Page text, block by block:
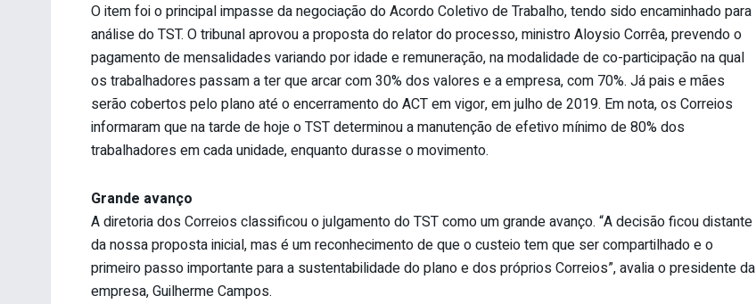
O item foi o principal impasse da negociação do Acordo Coletivo de Trabalho, tendo sido encaminhado para
análise do TST. O tribunal aprovou a proposta do relator do processo, ministro Aloysio Corrêa, prevendo o
pagamento de mensalidades variando por idade e remuneração, na modalidade de co-participação na qual
os trabalhadores passam a ter que arcar com 30% dos valores e a empresa, com 70%. Já pais e mães
serão cobertos pelo plano até o encerramento do ACT em vigor, em julho de 2019. Em nota, os Correios
informaram que na tarde de hoje o TST determinou a manutenção de efetivo mínimo de 80% dos
trabalhadores em cada unidade, enquanto durasse o movimento.
Grande avanço
A diretoria dos Correios classificou o julgamento do TST como um grande avanço. “A decisão ficou distante
da nossa proposta inicial, mas é um reconhecimento de que o custeio tem que ser compartilhado e o
primeiro passo importante para a sustentabilidade do plano e dos próprios Correios”, avalia o presidente da
empresa, Guilherme Campos.